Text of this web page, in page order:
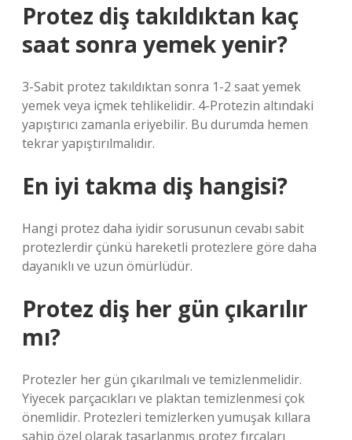
Protez diş takıldıktan kaç
saat sonra yemek yenir?
3-Sabit protez takıldıktan sonra 1-2 saat yemek
yemek veya içmek tehlikelidir. 4-Protezin altındaki
yapıştırıcı zamanla eriyebilir. Bu durumda hemen
tekrar yapıştırılmalıdır.
En iyi takma diş hangisi?
Hangi protez daha iyidir sorusunun cevabı sabit
protezlerdir çünkü hareketli protezlere göre daha
dayanıklı ve uzun ömürlüdür.
Protez diş her gün çıkarılır
mı?
Protezler her gün çıkarılmalı ve temizlenmelidir.
Yiyecek parçacıkları ve plaktan temizlenmesi çok
önemlidir. Protezleri temizlerken yumuşak kıllara
sahip özel olarak tasarlanmış protez fırçaları